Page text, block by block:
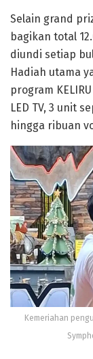
Selain grand
bagikan total
diundi setiap
Hadiah utama
program
LED TV, 3 unit
hingga ribuan
Kemeriahan